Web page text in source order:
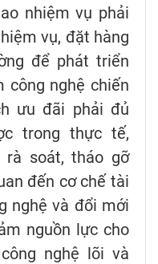
nhiệm vụ phải
vụ, đặt hàng
để phát triển
công nghệ chiến
ưu đãi phải đủ
trong thực tế,
rà soát, tháo gỡ
đến cơ chế tài
nghệ và đổi mới
nguồn lực cho
nghệ lõi và